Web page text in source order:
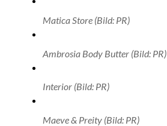
Matica Store (Bild: PR)
Ambrosia Body Butter (Bild: PR)
Interior (Bild: PR)
Maeve & Preity (Bild: PR)